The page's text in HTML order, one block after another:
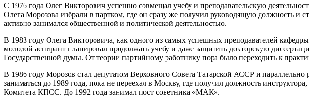
С 1976 года Олег Викторович успешно совмещал учебу и преподавательскую
Олега Морозова избрали в партком, где он сразу же получил руководящую должность и
активно занимался общественной и политической деятельностью.
В 1983 году Олега Викторовича, как одного из самых успешных преподавателей
молодой аспирант планировал продолжать учебу и даже защитить докторскую
Государственной думы. От теории партийному работнику пора было переходить к
В 1986 году Морозов стал депутатом Верховного Совета Татарской АССР и
заниматься до 1989 года, пока не переехал в Москву, где получил должность
Комитета КПСС. До 1992 года занимал пост советника «МАК».